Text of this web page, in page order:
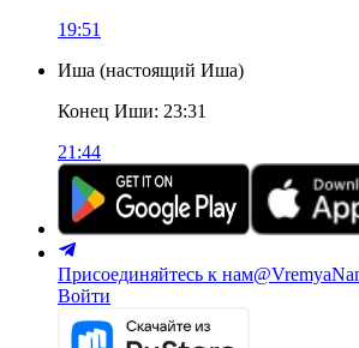
19:51
Иша (настоящий Иша)
Конец Иши: 23:31
21:44
Присоединяйтесь к нам
Войти